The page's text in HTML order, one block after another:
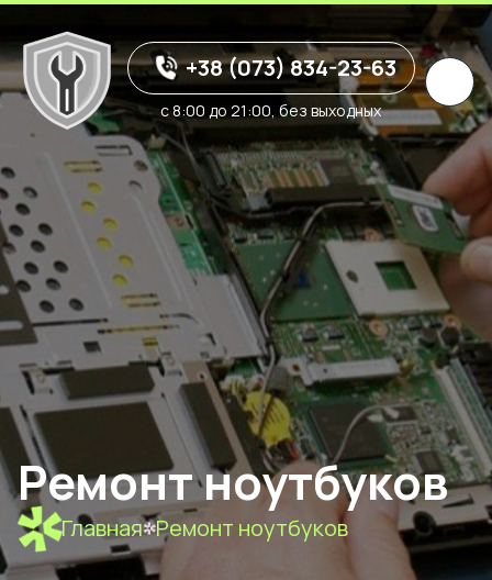
+38 (073) 834-23-63
с 8:00 до 21:00, без выходных
Ремонт ноутбуков
Главная Ремонт ноутбуков